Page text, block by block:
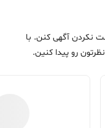
نکردن آگهی کنن. با
رو پیدا کنین.